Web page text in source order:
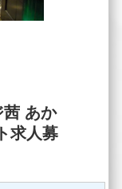
茜 あか
求人募